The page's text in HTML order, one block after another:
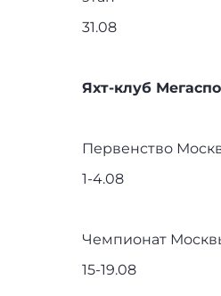
31.08
Яхт-клуб
Первенство
1-4.08
Чемпионат
15-19.08